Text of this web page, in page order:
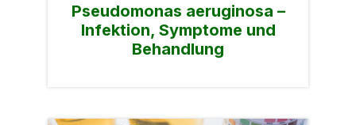
Pseudomonas aeruginosa –
Infektion, Symptome und
Behandlung